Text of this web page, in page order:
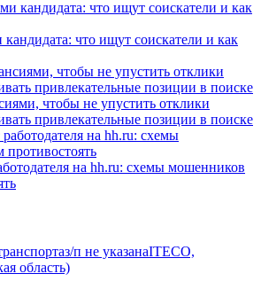
кандидата: что ищут соискатели и как
чтобы не упустить отклики
привлекательные позиции в поиске
на hh.ru: схемы мошенников
з/п не указанаITECO,
область)